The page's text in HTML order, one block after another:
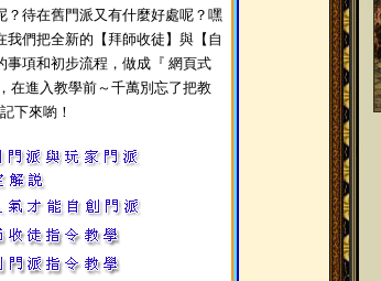
？待在舊門派又有什麼好處呢？嘿
我們把全新的【拜師收徒】與【自
事項和初步流程，做成『 網頁式
在進入教學前～千萬別忘了把教
下來喲！